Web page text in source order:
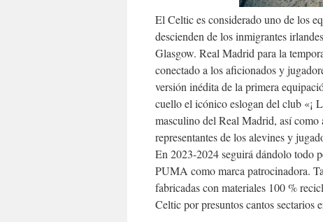
El Celtic es considerado uno de los
descienden de los inmigrantes
Glasgow. Real Madrid para la
conectado a los aficionados y
versión inédita de la primera
cuello el icónico eslogan del club «¡
masculino del Real Madrid, así como
representantes de los alevines y
En 2023-2024 seguirá dándolo todo
PUMA como marca patrocinadora.
fabricadas con materiales 100 %
Celtic por presuntos cantos sectarios